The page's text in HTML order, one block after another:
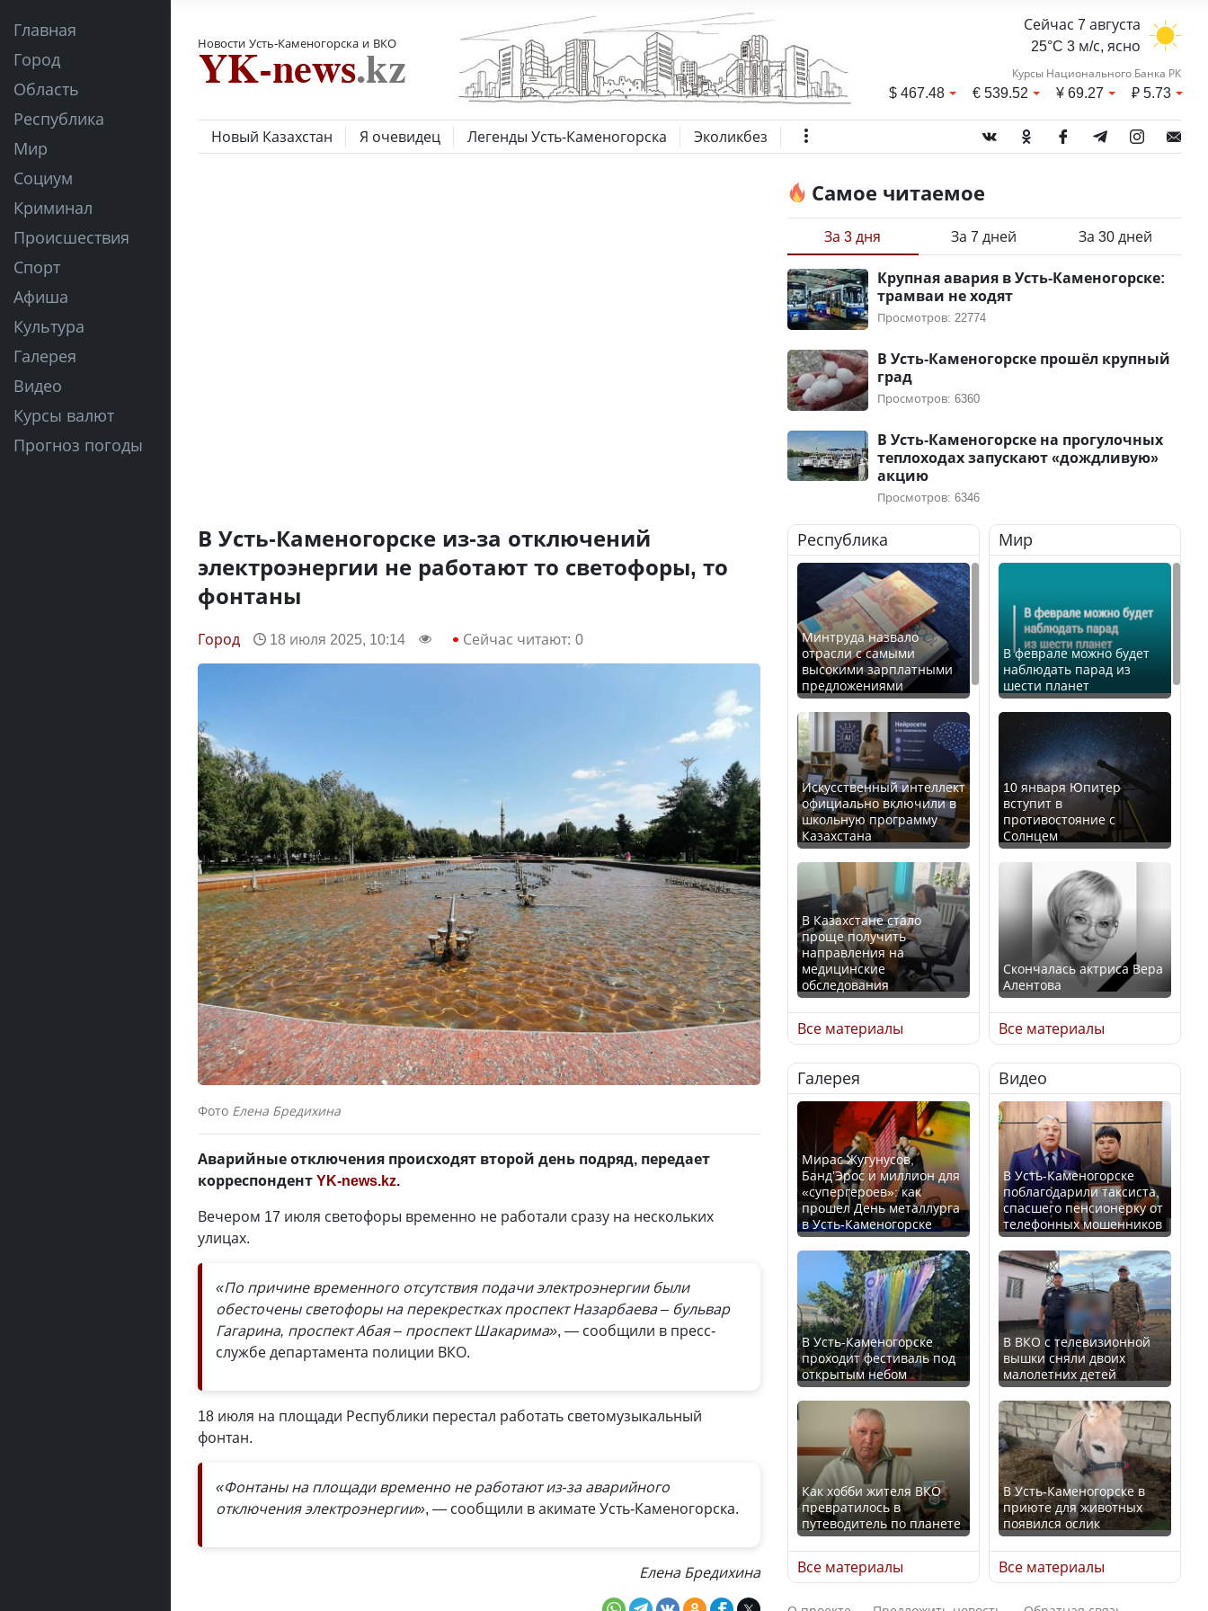
Главная
Город
Область
Республика
Мир
Социум
Криминал
Происшествия
Спорт
Афиша
Культура
Галерея
Видео
Курсы валют
Прогноз погоды
Новости Усть-Каменогорска и ВКО
Сейчас 7 августа
25°C 3 м/с, ясно
Курсы Национального Банка РК
$467.48 €539.52 ¥69.27 ₽5.73
Новый Казахстан Я очевидец Легенды Усть-Каменогорска Эколикбез
В Усть-Каменогорске из-за отключений
электроэнергии не работают то светофоры, то
фонтаны
Город 18 июля 2025, 10:14 Сейчас читают: 0
Фото Елена Бредихина
Аварийные отключения происходят второй день подряд, передает
корреспондентYK-news.kz.
Вечером 17 июля светофоры временно не работали сразу на нескольких
улицах.
«По причине временного отсутствия подачи электроэнергии были
обесточены светофоры на перекрестках проспект Назарбаева – бульвар
Гагарина, проспект Абая – проспект Шакарима», — сообщили в пресс-
службе департамента полиции ВКО.
18 июля на площади Республики перестал работать светомузыкальный
фонтан.
«Фонтаны на площади временно не работают из-за аварийного
отключения электроэнергии», — сообщили в акимате Усть-Каменогорска.
Елена Бредихина
Самое читаемое
За 3 дня За 7 дней За 30 дней
Крупная авария в Усть-Каменогорске:
трамваи не ходят
Просмотров: 22774
В Усть-Каменогорске прошёл крупный
град
Просмотров: 6360
В Усть-Каменогорске на прогулочных
теплоходах запускают «дождливую»
акцию
Просмотров: 6346
Республика
Минтруда назвало
отрасли с самыми
высокими зарплатными
предложениями
Искусственный интеллект
официально включили в
школьную программу
Казахстана
В Казахстане стало
проще получить
направления на
медицинские
обследования
Қазақстан Орталық Азия
елдері арасында әл-ауқат
индексінде көш бастады
Казахстан возглавил
рейтинг благополучия
среди стран Центральной
Азии
Будут ли представлены
интересы регионов в
Курултае?
Ең төменгі жалақы,
алимент, экология: жеті
партия сайлаушылармен
нені талқылап жатыр?
Все материалы
Мир
В феврале можно будет
наблюдать парад из
шести планет
10 января Юпитер
вступит в
противостояние с
Солнцем
Скончалась актриса Вера
Алентова
В РФ вынесен заочный
приговор по уголовному
делу об убийстве Игоря
Талькова
В России введены
дополнительные
ограничения для
казахстанских прав
Трамп официально
вступил в должность
президента США
Луну признали объектом
культурного наследия,
находящегося под
угрозой исчезновения
Все материалы
Галерея
Мирас Жугунусов,
Банд’Эрос и миллион для
«супергероев»: как
прошел День металлурга
в Усть-Каменогорске
В Усть-Каменогорске
проходит фестиваль под
открытым небом
Как хобби жителя ВКО
превратилось в
путеводитель по планете
Все материалы
Видео
В Усть-Каменогорске
поблагодарили таксиста,
спасшего пенсионерку от
телефонных мошенников
В ВКО с телевизионной
вышки сняли двоих
малолетних детей
В Усть-Каменогорске в
приюте для животных
появился ослик
Все материалы